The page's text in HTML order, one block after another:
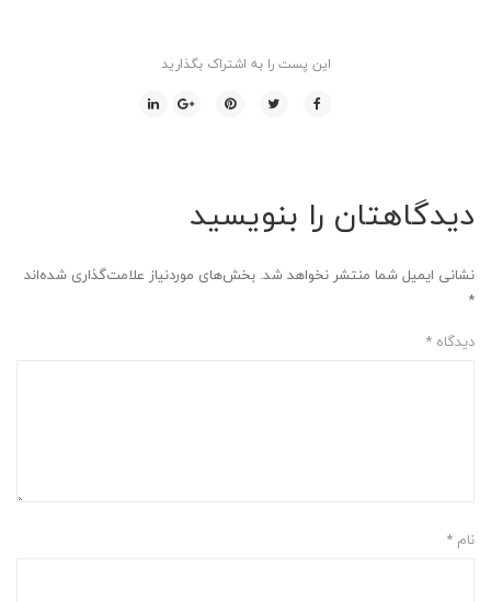
این پست را به اشتراک بگذارید
دیدگاهتان را بنویسید
نشانی ایمیل شما منتشر نخواهد شد. بخش‌های موردنیاز علامت‌گذاری شده‌اند
*
دیدگاه *
نام *